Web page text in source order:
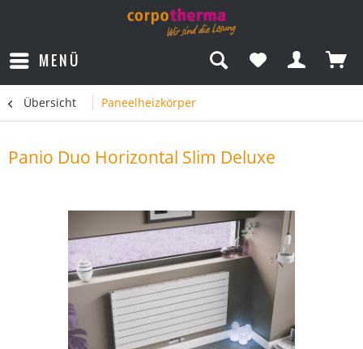
MENÜ
Übersicht Paneelheizkörper
Panio Duo Horizontal Slim Deluxe